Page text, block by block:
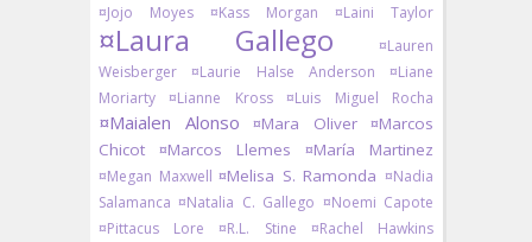
¤Jojo Moyes
¤Kass Morgan ¤Laini Taylor
¤Laura Gallego
¤Lauren
Weisberger
¤Laurie Halse Anderson
¤Liane
Moriarty
¤Lianne Kross ¤Luis Miguel Rocha
¤Maialen Alonso ¤Mara Oliver
¤Marcos
Chicot
¤Marcos Llemes ¤María Martinez
¤Megan Maxwell ¤Melisa S. Ramonda ¤Nadia
Salamanca ¤Natalia C. Gallego ¤Noemi Capote
¤Pittacus Lore
¤R.L. Stine
¤Rachel Hawkins